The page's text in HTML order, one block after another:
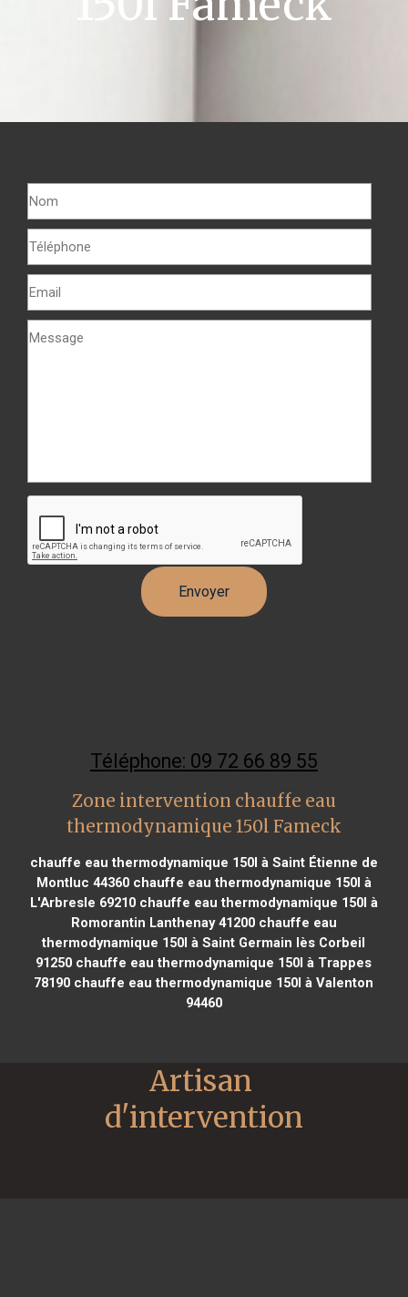
Téléphone: 09 72 66 89 55
Zone intervention chauffe eau
thermodynamique 150l Fameck
chauffe eau thermodynamique 150l à Saint Étienne de
Montluc 44360chauffe eau thermodynamique 150l à
L'Arbresle 69210chauffe eau thermodynamique 150l à
Romorantin Lanthenay 41200chauffe eau
thermodynamique 150l à Saint Germain lès Corbeil
91250 chauffe eau thermodynamique 150l à Trappes
78190 chauffe eau thermodynamique 150l à Valenton
94460
Artisan
d'intervention